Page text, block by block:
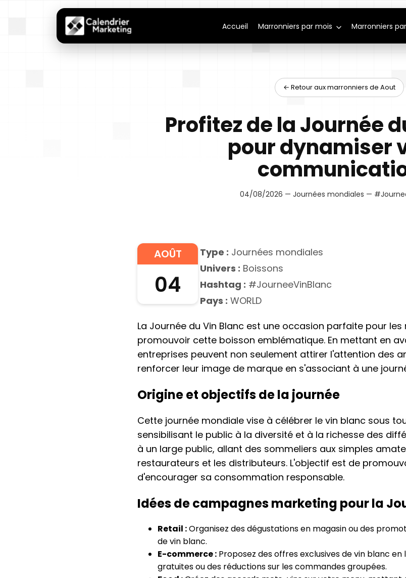
Accueil Marronniers par mois Marronniers
← Retour aux marronniers de Aout
Profitez de la Journée
pour dynamiser
04/08/2026 — Journées mondiales —
AOÛT
04
Type : Journées mondiales
Univers : Boissons
Hashtag : #JourneeVinBlanc
Pays : WORLD
La Journée du Vin Blanc est une occasion parfaite pour
promouvoir cette boisson emblématique. En mettant en
entreprises peuvent non seulement attirer l'attention des
renforcer leur image de marque en s'associant à une
Origine et objectifs de la journée
Cette journée mondiale vise à célébrer le vin blanc sous
sensibilisant le public à la diversité et à la richesse des
à un large public, allant des sommeliers aux simples
restaurateurs et les distributeurs. L'objectif est de
d'encourager sa consommation responsable.
Idées de campagnes marketing pour la
Retail :Organisez des dégustations en magasin ou des
de vin blanc.
E-commerce : Proposez des offres exclusives de vin blanc en
gratuites ou des réductions sur les commandes groupées.